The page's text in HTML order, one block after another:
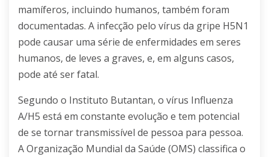
mamíferos, incluindo humanos, também foram
documentadas. A infecção pelo vírus da gripe H5N1
pode causar uma série de enfermidades em seres
humanos, de leves a graves, e, em alguns casos,
pode até ser fatal.
Segundo o Instituto Butantan, o vírus Influenza
A/H5 está em constante evolução e tem potencial
de se tornar transmissível de pessoa para pessoa.
A Organização Mundial da Saúde (OMS) classifica o